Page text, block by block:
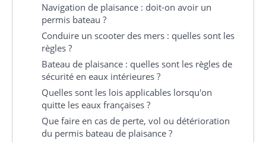
Navigation de plaisance : doit-on avoir un
permis bateau ?
Conduire un scooter des mers : quelles sont les
règles ?
Bateau de plaisance : quelles sont les règles de
sécurité en eaux intérieures ?
Quelles sont les lois applicables lorsqu'on
quitte les eaux françaises ?
Que faire en cas de perte, vol ou détérioration
du permis bateau de plaisance ?